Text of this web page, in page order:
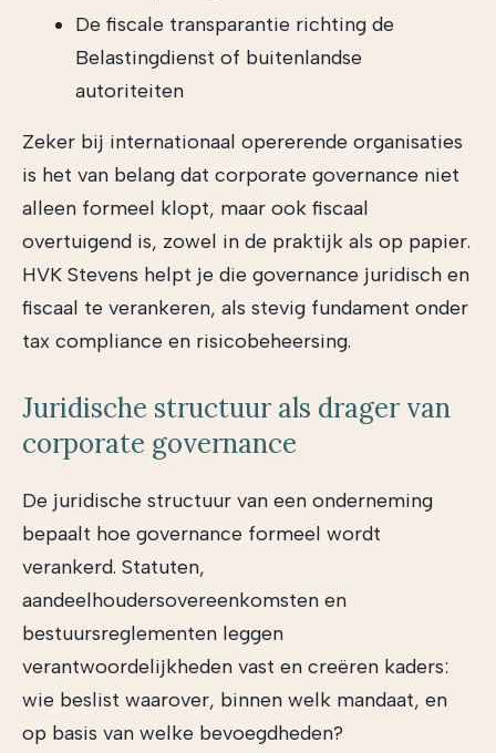
De fiscale transparantie richting de
Belastingdienst of buitenlandse
autoriteiten
Zeker bij internationaal opererende organisaties
is het van belang dat corporate governance niet
alleen formeel klopt, maar ook fiscaal
overtuigend is, zowel in de praktijk als op papier.
HVK Stevens helpt je die governance juridisch en
fiscaal te verankeren, als stevig fundament onder
tax compliance en risicobeheersing.
Juridische structuur als drager van
corporate governance
De juridische structuur van een onderneming
bepaalt hoe governance formeel wordt
verankerd. Statuten,
aandeelhoudersovereenkomsten en
bestuursreglementen leggen
verantwoordelijkheden vast en creëren kaders:
wie beslist waarover, binnen welk mandaat, en
op basis van welke bevoegdheden?